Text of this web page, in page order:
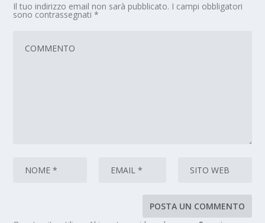
Il tuo indirizzo email non sarà pubblicato. I campi obbligatori
sono contrassegnati*